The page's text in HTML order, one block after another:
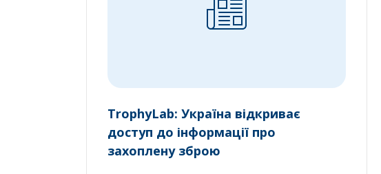
TrophyLab: Україна відкриває
доступ до інформації про
захоплену зброю